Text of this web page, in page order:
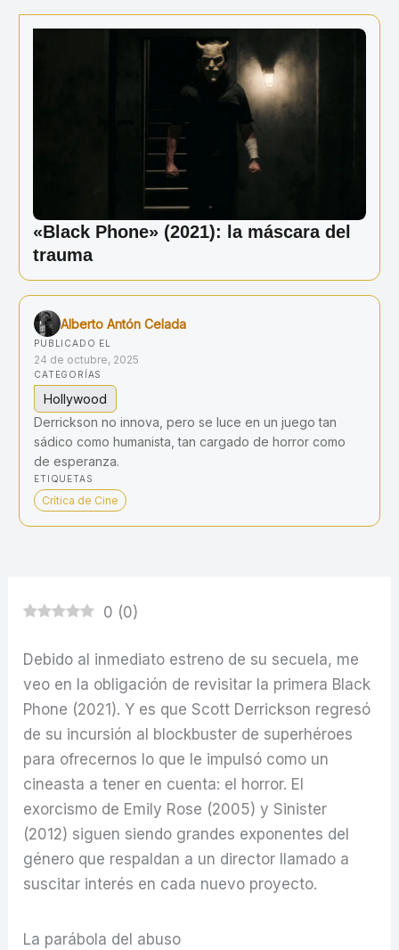
«Black Phone» (2021): la máscara del
trauma
Alberto Antón Celada
PUBLICADO EL
24 de octubre, 2025
CATEGORÍAS
Hollywood
Derrickson no innova, pero se luce en un juego tan
sádico como humanista, tan cargado de horror como
de esperanza.
ETIQUETAS
Crítica de Cine
0 (0)
Debido al inmediato estreno de su secuela, me
veo en la obligación de revisitar la primera Black
Phone (2021). Y es que Scott Derrickson regresó
de su incursión al blockbuster de superhéroes
para ofrecernos lo que le impulsó como un
cineasta a tener en cuenta: el horror. El
exorcismo de Emily Rose (2005) y Sinister
(2012) siguen siendo grandes exponentes del
género que respaldan a un director llamado a
suscitar interés en cada nuevo proyecto.
La parábola del abuso